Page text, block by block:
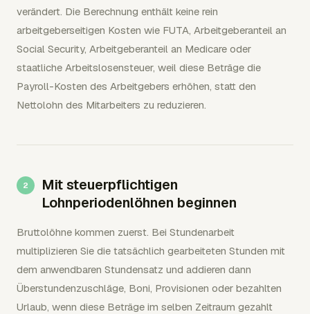
verändert. Die Berechnung enthält keine rein
arbeitgeberseitigen Kosten wie FUTA, Arbeitgeberanteil an
Social Security, Arbeitgeberanteil an Medicare oder
staatliche Arbeitslosensteuer, weil diese Beträge die
Payroll-Kosten des Arbeitgebers erhöhen, statt den
Nettolohn des Mitarbeiters zu reduzieren.
Mit steuerpflichtigen
Lohnperiodenlöhnen beginnen
Bruttolöhne kommen zuerst. Bei Stundenarbeit
multiplizieren Sie die tatsächlich gearbeiteten Stunden mit
dem anwendbaren Stundensatz und addieren dann
Überstundenzuschläge, Boni, Provisionen oder bezahlten
Urlaub, wenn diese Beträge im selben Zeitraum gezahlt